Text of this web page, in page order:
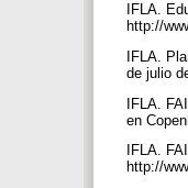
IFLA.
http://
IFLA.
de julio
IFLA.
en
IFLA.
http://